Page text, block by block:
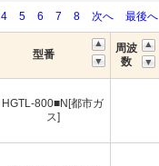
4 5 6 7 8 次へ 最後へ
型番
周波
数
HGTL-800■N[都市ガ
ス]